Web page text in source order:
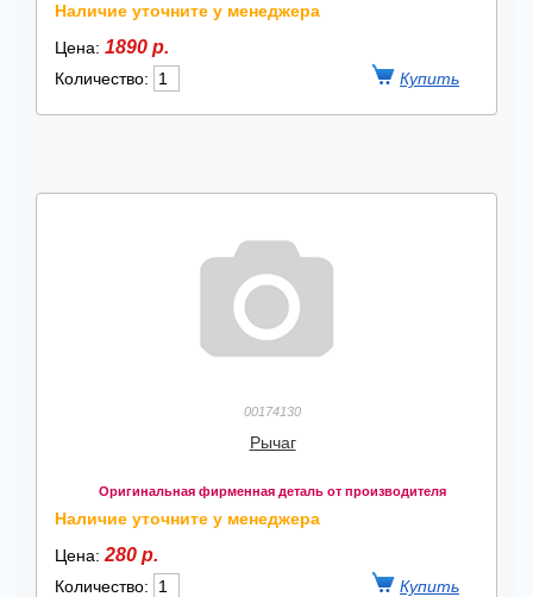
Наличие уточните у менеджера
Цена: 1890 р.
Количество:
00174130
Рычаг
Оригинальная фирменная деталь от производителя
Наличие уточните у менеджера
Цена: 280 р.
Количество: